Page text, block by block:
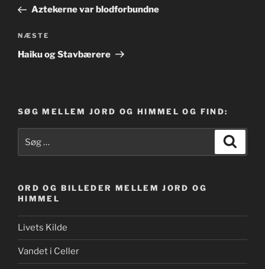
indlægAztekerne var blodforbundne
Næste
indlæg
NÆSTE
Haiku og Stavbærere
SØG MELLEM JORD OG HIMMEL OG FIND:
efter:
ORD OG BILLEDER MELLEM JORD OG
HIMMEL
Livets Kilde
Vandet i Celler